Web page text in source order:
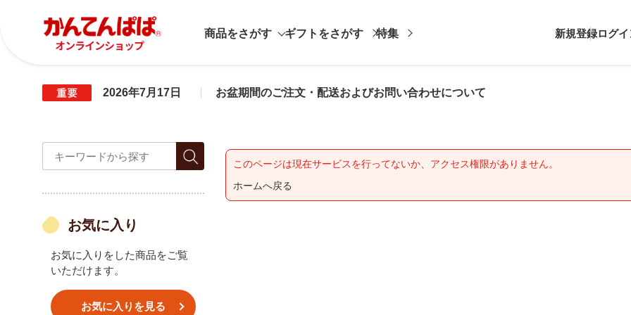
商品をさがす ギフトをさがす 特集 新規登録ログイ
2026年7月17日 お盆期間のご注文・配送およびお問い合わせについて
お気に入り
お気に入りをした商品をご覧
いただけます。
お気に入りを見る
このページは現在サービスを行ってないか、アクセス権限がありません。
ホームへ戻る